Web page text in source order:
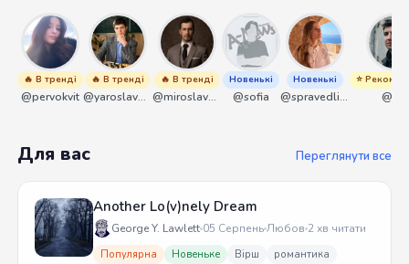
🔥 В тренді
@pervokvit
🔥 В тренді
@yaroslavbrunko
🔥 В тренді
@miroslavmaniyk
Новенькі
@sofia
Новенькі
@spravedliwa
⭐
@ant
Для вас Переглянути все
Another Lo(v)nely Dream
George Y. Lawlett 05 СерпеньЛюбов 2 хв читати
Популярна Новеньке Вірш романтика